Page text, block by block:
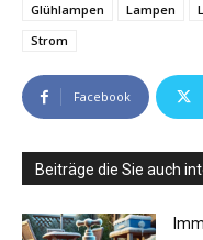
Glühlampen
Lampen
Strom
Facebook
Beiträge die Sie auch